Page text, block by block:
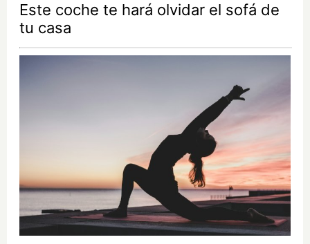
Este coche te hará olvidar el sofá de
tu casa